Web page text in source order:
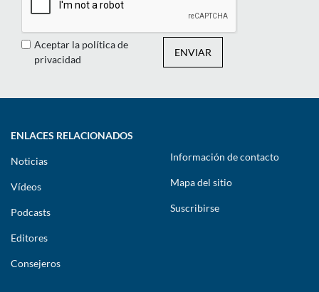
Aceptar la política de
privacidad
ENVIAR
ENLACES RELACIONADOS
Noticias
Vídeos
Podcasts
Editores
Consejeros
Información de contacto
Mapa del sitio
Suscribirse